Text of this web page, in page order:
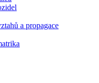
a propagace